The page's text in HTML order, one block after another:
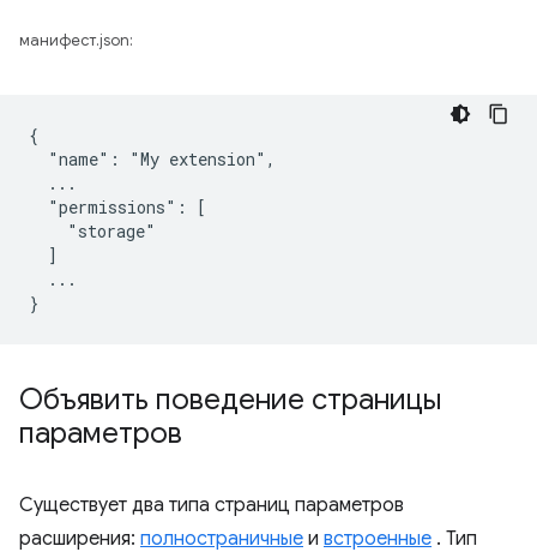
манифест.json:
{
  "name": "My extension",
  ...
  "permissions": [
    "storage"
  ]
  ...
Объявить поведение страницы
параметров
Существует два типа страниц параметров
расширения: полностраничные и встроенные . Тип